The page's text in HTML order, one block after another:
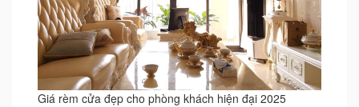
Giá rèm cửa đẹp cho phòng khách hiện đại 2025